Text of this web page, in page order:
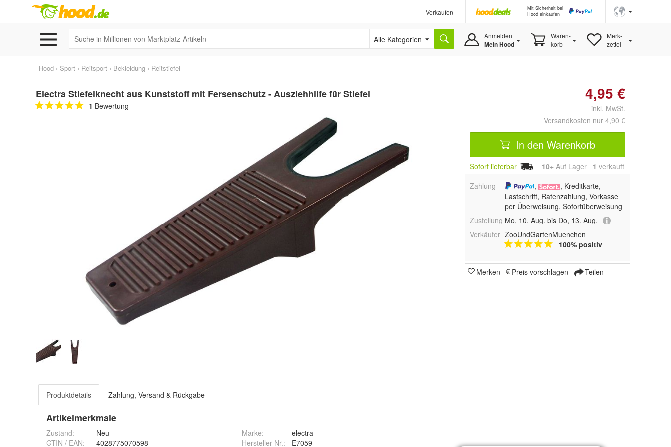
Verkaufen
Mit Sicherheit bei
Hood einkaufen
Alle Kategorien Anmelden
Mein Hood
Waren-
korb
Merk-
zettel
Hood › Sport › Reitsport › Bekleidung › Reitstiefel
Electra Stiefelknecht aus Kunststoff mit Fersenschutz - Ausziehhilfe für Stiefel
1 Bewertung
4,95 €
inkl. MwSt.
Versandkosten nur 4,90 €
In den Warenkorb
Sofort lieferbar 10+ Auf Lager 1 verkauft
Zahlung
,
, Kreditkarte,
Lastschrift, Ratenzahlung, Vorkasse
per Überweisung, Sofortüberweisung
Zustellung Mo, 10. Aug. bis Do, 13. Aug.
Verkäufer ZooUndGartenMuenchen
100% positiv
Merken Preis vorschlagen Teilen
Produktdetails Zahlung, Versand & Rückgabe
Artikelmerkmale
Zustand:
Neu
GTIN / EAN:
4028775070598
Marke:
electra
Hersteller Nr.:
E7059